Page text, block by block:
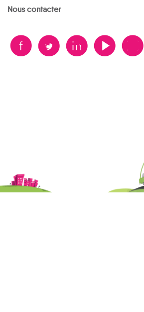
Nous contacter
B A D F V